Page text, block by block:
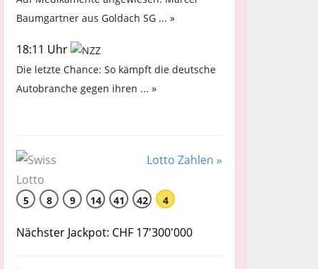
Baumgartner aus Goldach SG ... »
18:11 Uhr
Die letzte Chance: So kämpft die deutsche
Autobranche gegen ihren ... »
Lotto Zahlen »
5 8 9 14 41 42 4
Nächster Jackpot: CHF 17'300'000